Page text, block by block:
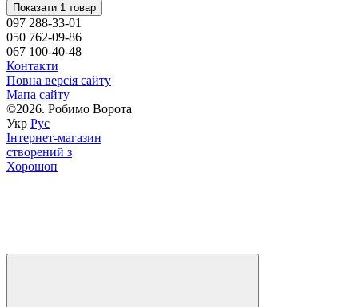
Показати 1 товар
097 288-33-01
050 762-09-86
067 100-40-48
Контакти
Повна версія сайту
Мапа сайту
©2026. Робимо Ворота
Укр Рус
Інтернет-магазин
створений з
Хорошоп